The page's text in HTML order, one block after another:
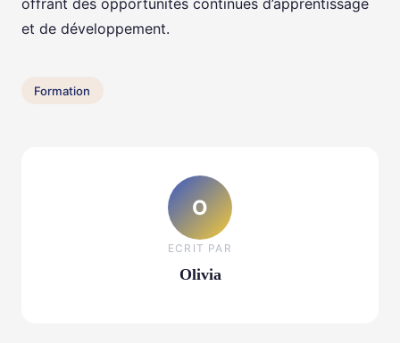
et de développement.
Formation
O
ECRIT PAR
Olivia